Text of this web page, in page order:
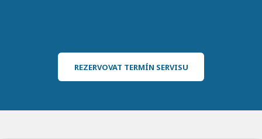
REZERVOVAT TERMÍN SERVISU